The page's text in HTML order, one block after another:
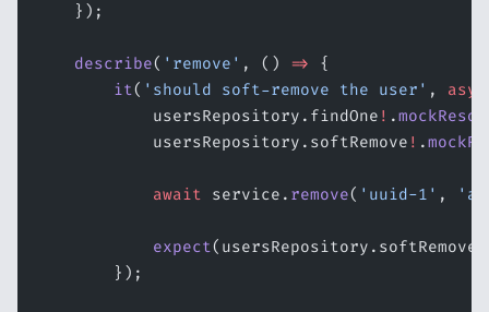
    });
    describe
( 'remove' , () =>
{
        it
( 'should soft-remove the user' ,
            usersRepository.findOne
! .
            usersRepository.softRemove
! .
            await
service. remove( 'uuid-1' ,
            expect
        });